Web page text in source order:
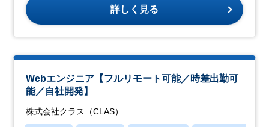
詳しく見る
Webエンジニア【フルリモート可能／時差出勤可
能／自社開発】
株式会社クラス（CLAS）